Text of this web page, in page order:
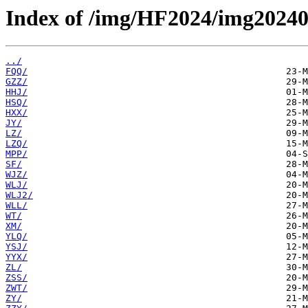
Index of /img/HF2024/
../
FQQ/
GZZ/
HHJ/
HSQ/
HXX/
JY/
LZ/
LZQ/
MPP/
SF/
WJZ/
WLJ/
WLJ2/
WLL/
WT/
XM/
YLQ/
YSJ/
YYX/
ZL/
ZSS/
ZWT/
ZY/